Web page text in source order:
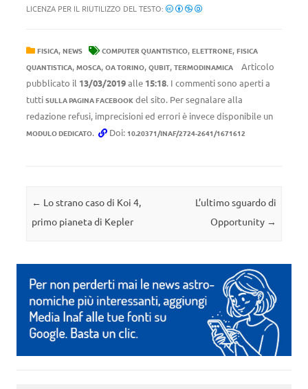
LICENZA PER IL RIUTILIZZO DEL TESTO:
FISICA, NEWS COMPUTER QUANTISTICO, ELETTRONE, FISICA
QUANTISTICA, MOSCA, OA TORINO, QUBIT, TERMODINAMICA
Articolo
pubblicato il 13/03/2019alle 15:18. I commenti sono aperti a
tutti SULLA PAGINA FACEBOOK del sito. Per segnalare alla
redazione refusi, imprecisioni ed errori è invece disponibile un
MODULO DEDICATO. Doi: 10.20371/INAF/2724-2641/1671612
Navigazione articolo
← Lo strano caso di Koi 4,
primo pianeta di Kepler
L’ultimo sguardo di
Opportunity →